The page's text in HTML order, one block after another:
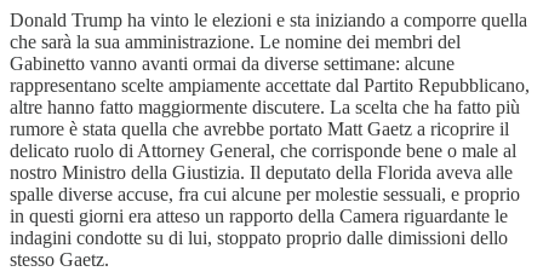
Donald Trump ha vinto le elezioni e sta iniziando a comporre quella
che sarà la sua amministrazione. Le nomine dei membri del
Gabinetto vanno avanti ormai da diverse settimane: alcune
rappresentano scelte ampiamente accettate dal Partito Repubblicano,
altre hanno fatto maggiormente discutere. La scelta che ha fatto più
rumore è stata quella che avrebbe portato Matt Gaetz a ricoprire il
delicato ruolo di Attorney General, che corrisponde bene o male al
nostro Ministro della Giustizia. Il deputato della Florida aveva alle
spalle diverse accuse, fra cui alcune per molestie sessuali, e proprio
in questi giorni era atteso un rapporto della Camera riguardante le
indagini condotte su di lui, stoppato proprio dalle dimissioni dello
stesso Gaetz.